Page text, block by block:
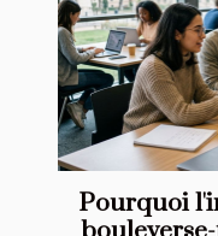
Pourquoi